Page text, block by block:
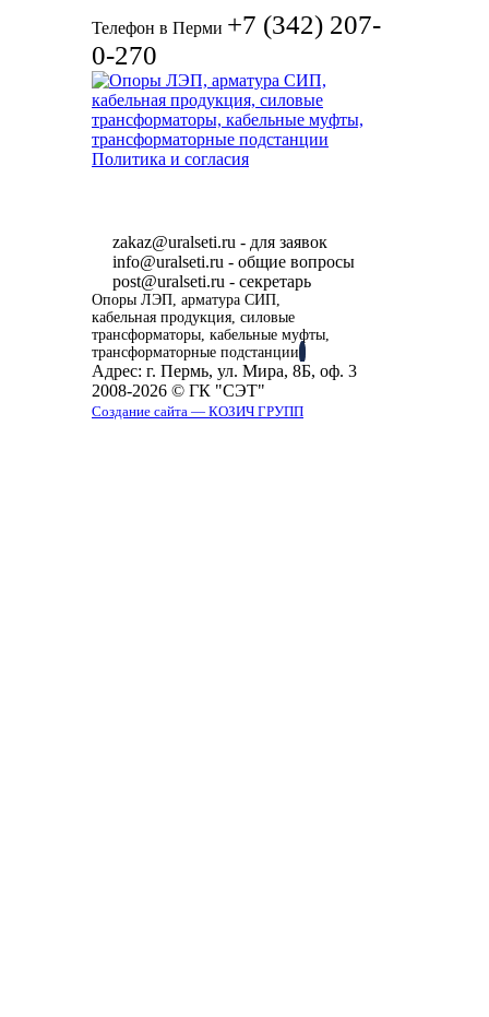
Телефон в Перми +7 (342) 207-
0-270
zakaz@uralseti.ru - для заявок
info@uralseti.ru - общие вопросы
post@uralseti.ru - секретарь
Опоры ЛЭП, арматура СИП,
кабельная продукция, силовые
трансформаторы, кабельные муфты,
трансформаторные подстанции
Адрес: г. Пермь, ул. Мира, 8Б, оф. 3
2008-2026 © ГК "СЭТ"
Создание сайта — КОЗИЧ ГРУПП